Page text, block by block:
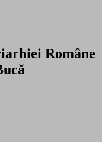
Române